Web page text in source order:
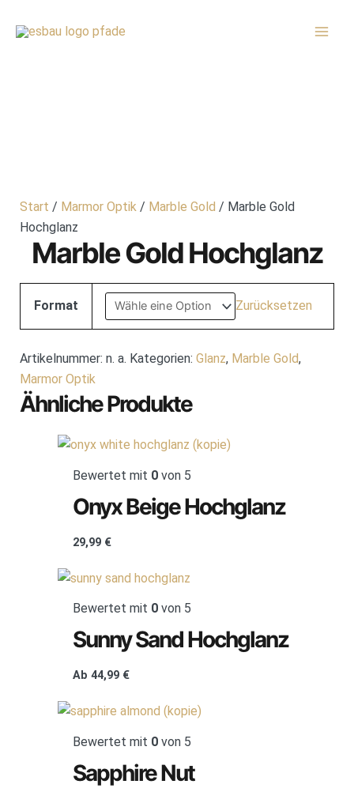
Inhalt
Start / Marmor Optik/ Marble Gold / Marble Gold
Hochglanz
Marble Gold Hochglanz
Format Zurücksetzen
Artikelnummer: n. a. Kategorien: Glanz, Marble Gold,
Marmor Optik
Ähnliche Produkte
Bewertet mit 0von 5
Onyx Beige Hochglanz
29,99 €
Bewertet mit 0von 5
Sunny Sand Hochglanz
Ab 44,99 €
Bewertet mit 0von 5
Sapphire Nut